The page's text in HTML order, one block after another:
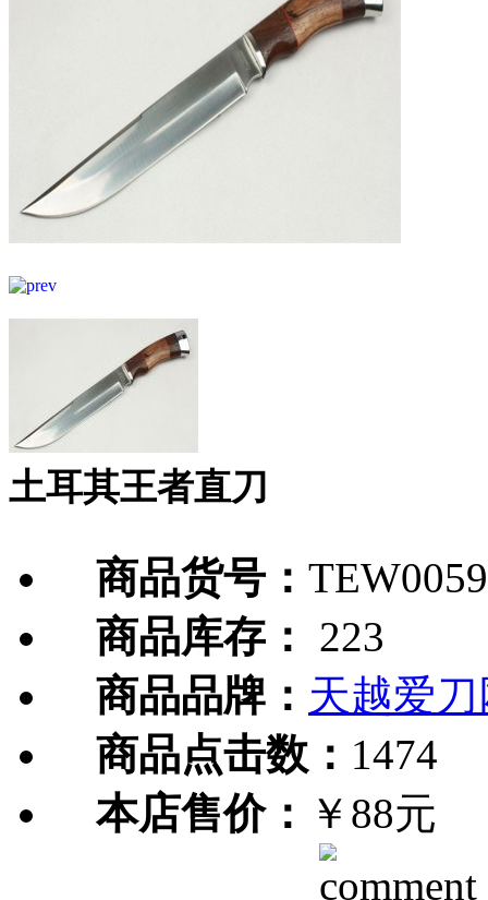
土耳其王者直刀
商品货号：
商品库存：
223
商品品牌： 天越爱
商品点击数： 1474
本店售价： ￥88元